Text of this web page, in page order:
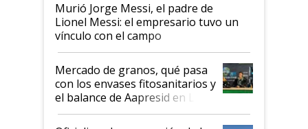
Murió Jorge Messi, el padre de
Lionel Messi: el empresario tuvo un
vínculo con el campo
Mercado de granos, qué pasa
con los envases fitosanitarios y
el balance de Aapresid en La
Posta